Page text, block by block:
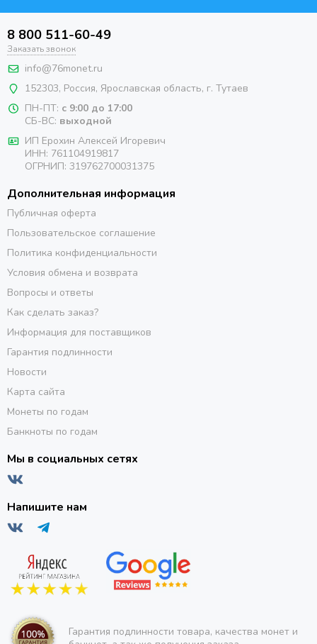
8 800 511-60-49
Заказать звонок
info@76monet.ru
152303, Россия, Ярославская область, г. Тутаев
ПН-ПТ: с 9:00 до 17:00
СБ-ВС: выходной
ИП Ерохин Алексей Игоревич
ИНН: 761104919817
ОГРНИП: 319762700031375
Дополнительная информация
Публичная оферта
Пользовательское соглашение
Политика конфиденциальности
Условия обмена и возврата
Вопросы и ответы
Как сделать заказ?
Информация для поставщиков
Гарантия подлинности
Новости
Карта сайта
Монеты по годам
Банкноты по годам
Мы в социальных сетях
Напишите нам
Гарантия подлинности товара, качества монет и